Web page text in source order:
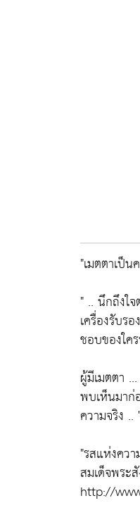
"เมตตาเป็
" .. นึกถึงใ
เครื่องรับร
ชอบของใค
ผู้มีเมตตา
พบเห็นมาก่
ความจริง ..
"รสแห่งคว
สมเด็จพระ
http://